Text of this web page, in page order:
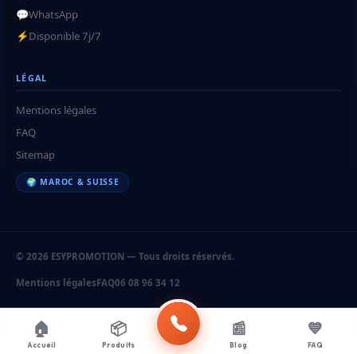
🏠
Accueil
📦
Produits
📰
Blog
💙
FAQ
💬WhatsApp
⚡Disponible 7j/7
LÉGAL
Mentions légales
FAQ
Sitemap
🌍 MAROC & SUISSE
© 2026 ESYPROMOTION — Tous droits réservés.
Mentions légalesFAQ06 08 96 34 12